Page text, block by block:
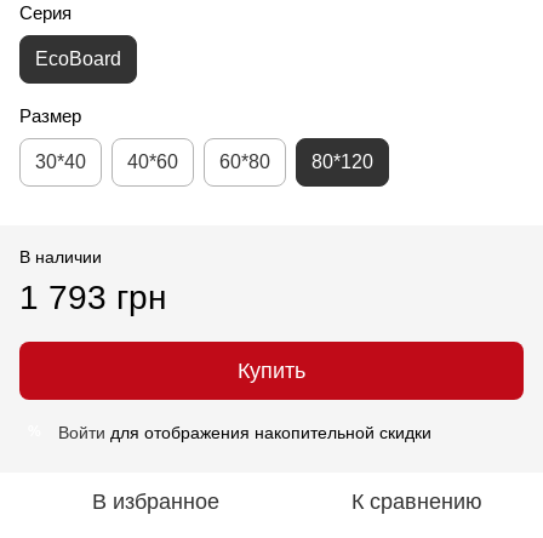
Серия
EcoBoard
Размер
30*40 40*60 60*80 80*120
В наличии
1 793 грн
Купить
Войти для отображения накопительной скидки
В избранное К сравнению